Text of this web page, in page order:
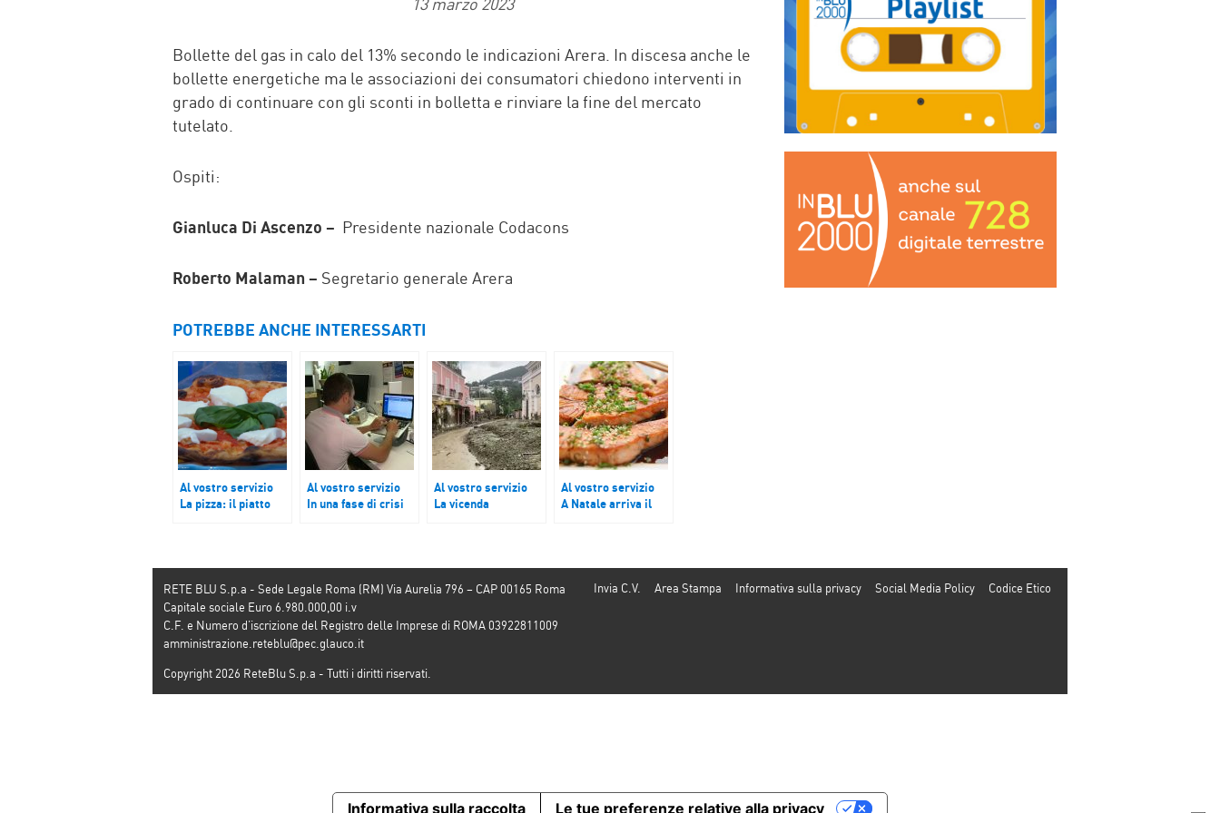
Bollette del gas in calo del 13% secondo le indicazioni Arera. In discesa anche le
bollette energetiche ma le associazioni dei consumatori chiedono interventi in
grado di continuare con gli sconti in bolletta e rinviare la fine del mercato
tutelato.
Ospiti:
Gianluca Di Ascenzo – Presidente nazionale Codacons
Roberto Malaman – Segretario generale Arera
POTREBBE ANCHE INTERESSARTI
Al vostro servizio
La pizza: il piatto
Al vostro servizio
In una fase di crisi
la sua ascesa
Al vostro servizio
La vicenda
manutenzione del
territorio, quali i
Al vostro servizio
A Natale arriva il
Invia C.V. Area Stampa Informativa sulla privacy Social Media Policy Codice Etico
RETE BLU S.p.a - Sede Legale Roma (RM) Via Aurelia 796 – CAP 00165 Roma
Capitale sociale Euro 6.980.000,00 i.v
C.F. e Numero d’iscrizione del Registro delle Imprese di ROMA 03922811009
amministrazione.reteblu@pec.glauco.it
Copyright 2026 ReteBlu S.p.a - Tutti i diritti riservati.
Informativa sulla raccolta Le tue preferenze relative alla privacy